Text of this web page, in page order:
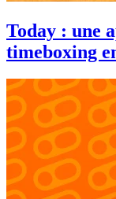
Today : une
timeboxing